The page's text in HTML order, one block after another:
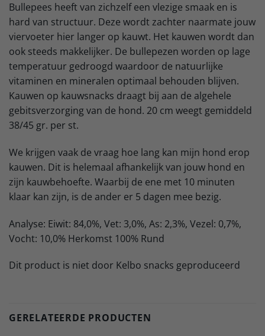
Bullepees heeft van zichzelf een vlezige smaak en is
hard van structuur. Deze wordt zachter naarmate jouw
viervoeter hier langer op kauwt. Het kauwen wordt dan
ook steeds makkelijker. De bullepezen worden op lage
temperatuur gedroogd waardoor de natuurlijke
vitaminen en mineralen optimaal behouden blijven.
Kauwen op kauwsnacks draagt bij aan de algehele
gebitsverzorging van de hond. 20 cm weegt gemiddeld
38/45 gr. per st.
We krijgen vaak de vraag hoe lang kan mijn hond erop
kauwen. Dit is helemaal afhankelijk van jouw hond en
zijn kauwbehoefte. Waarbij de ene met 10 minuten
klaar kan zijn, is de ander er 5 dagen mee bezig.
Analyse: Eiwit: 84,0%, Vet: 3,0%, As: 2,3%, Vezel: 0,7%,
Vocht: 10,0% Herkomst 100% Rund
Dit product is niet door Kelbo snacks geproduceerd
GERELATEERDE PRODUCTEN